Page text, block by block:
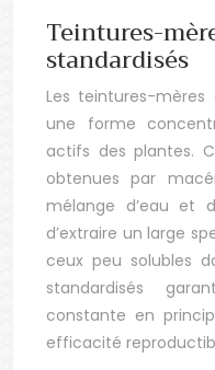
Teintures-
standardisés
Les teintures-
une forme
actifs des plantes.
obtenues par
mélange d’eau et
d’extraire un large
ceux peu solubles
standardisés
constante en
efficacité